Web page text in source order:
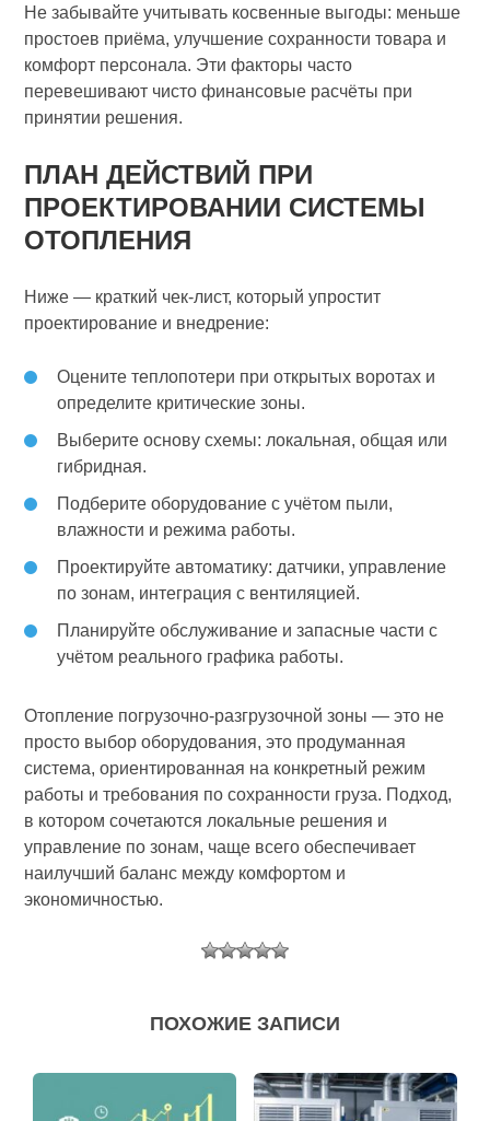
Не забывайте учитывать косвенные выгоды: меньше
простоев приёма, улучшение сохранности товара и
комфорт персонала. Эти факторы часто
перевешивают чисто финансовые расчёты при
принятии решения.
ПЛАН ДЕЙСТВИЙ ПРИ
ПРОЕКТИРОВАНИИ СИСТЕМЫ
ОТОПЛЕНИЯ
Ниже — краткий чек‑лист, который упростит
проектирование и внедрение:
Оцените теплопотери при открытых воротах и
определите критические зоны.
Выберите основу схемы: локальная, общая или
гибридная.
Подберите оборудование с учётом пыли,
влажности и режима работы.
Проектируйте автоматику: датчики, управление
по зонам, интеграция с вентиляцией.
Планируйте обслуживание и запасные части с
учётом реального графика работы.
Отопление погрузочно‑разгрузочной зоны — это не
просто выбор оборудования, это продуманная
система, ориентированная на конкретный режим
работы и требования по сохранности груза. Подход,
в котором сочетаются локальные решения и
управление по зонам, чаще всего обеспечивает
наилучший баланс между комфортом и
экономичностью.
ПОХОЖИЕ ЗАПИСИ